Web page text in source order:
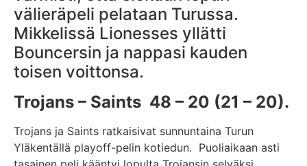
välieräpeli pelataan Turussa.
Mikkelissä Lionesses yllätti
Bouncersin ja nappasi kauden
toisen voittonsa.
Trojans – Saints 48 – 20 (21 – 20).
Trojans ja Saints ratkaisivat sunnuntaina Turun
Yläkentällä playoff-pelin kotiedun. Puoliaikaan asti